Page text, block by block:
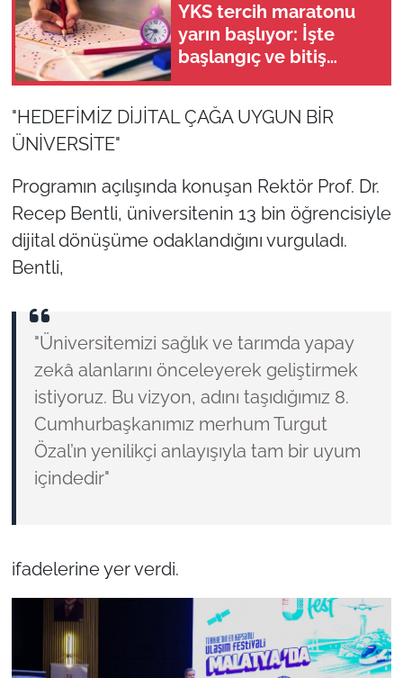
YKS tercih maratonu
yarın başlıyor: İşte
başlangıç ve bitiş
"HEDEFİMİZ DİJİTAL ÇAĞA UYGUN BİR
ÜNİVERSİTE"
Programın açılışında konuşan Rektör Prof. Dr.
Recep Bentli, üniversitenin 13 bin öğrencisiyle
dijital dönüşüme odaklandığını vurguladı.
Bentli,
"Üniversitemizi sağlık ve tarımda yapay
zekâ alanlarını önceleyerek geliştirmek
istiyoruz. Bu vizyon, adını taşıdığımız 8.
Cumhurbaşkanımız merhum Turgut
Özal’ın yenilikçi anlayışıyla tam bir uyum
içindedir"
ifadelerine yer verdi.